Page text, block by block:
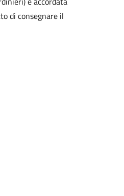
di consegnare il